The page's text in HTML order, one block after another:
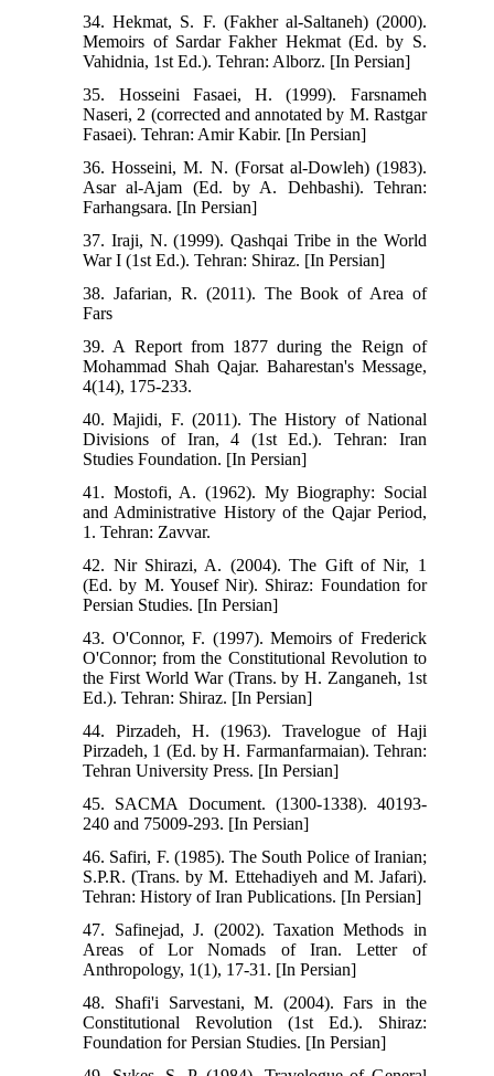
34. Hekmat, S. F. (Fakher al-Saltaneh) (2000).
Memoirs of Sardar Fakher Hekmat (Ed. by S.
Vahidnia, 1st Ed.). Tehran: Alborz. [In Persian]
35. Hosseini Fasaei, H. (1999). Farsnameh
Naseri, 2 (corrected and annotated by M. Rastgar
Fasaei). Tehran: Amir Kabir. [In Persian]
36. Hosseini, M. N. (Forsat al-Dowleh) (1983).
Asar al-Ajam (Ed. by A. Dehbashi). Tehran:
Farhangsara. [In Persian]
37. Iraji, N. (1999). Qashqai Tribe in the World
War I (1st Ed.). Tehran: Shiraz. [In Persian]
38. Jafarian, R. (2011). The Book of Area of
Fars
39. A Report from 1877 during the Reign of
Mohammad Shah Qajar. Baharestan's Message,
4(14), 175-233.
40. Majidi, F. (2011). The History of National
Divisions of Iran, 4 (1st Ed.). Tehran: Iran
Studies Foundation. [In Persian]
41. Mostofi, A. (1962). My Biography: Social
and Administrative History of the Qajar Period,
1. Tehran: Zavvar.
42. Nir Shirazi, A. (2004). The Gift of Nir, 1
(Ed. by M. Yousef Nir). Shiraz: Foundation for
Persian Studies. [In Persian]
43. O'Connor, F. (1997). Memoirs of Frederick
O'Connor; from the Constitutional Revolution to
the First World War (Trans. by H. Zanganeh, 1st
Ed.). Tehran: Shiraz. [In Persian]
44. Pirzadeh, H. (1963). Travelogue of Haji
Pirzadeh, 1 (Ed. by H. Farmanfarmaian). Tehran:
Tehran University Press. [In Persian]
45. SACMA Document. (1300-1338). 40193-
240 and 75009-293. [In Persian]
46. Safiri, F. (1985). The South Police of Iranian;
S.P.R. (Trans. by M. Ettehadiyeh and M. Jafari).
Tehran: History of Iran Publications. [In Persian]
47. Safinejad, J. (2002). Taxation Methods in
Areas of Lor Nomads of Iran. Letter of
Anthropology, 1(1), 17-31. [In Persian]
48. Shafi'i Sarvestani, M. (2004). Fars in the
Constitutional Revolution (1st Ed.). Shiraz:
Foundation for Persian Studies. [In Persian]